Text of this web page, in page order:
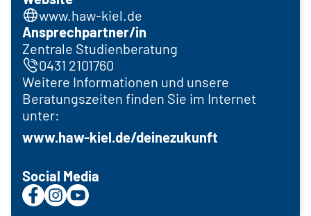
www.haw-kiel.de
Ansprechpartner/in
Zentrale Studienberatung
0431 2101760
Weitere Informationen und unsere
Beratungszeiten finden Sie im Internet
unter:
www.haw-kiel.de/deinezukunft
Social Media